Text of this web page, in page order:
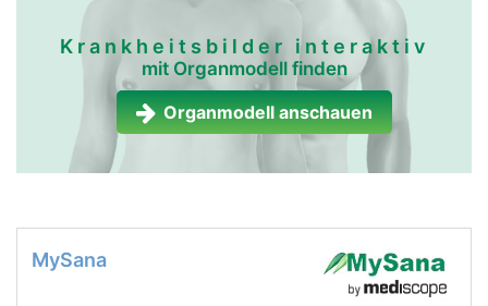
Krankheitsbilder interaktiv
mit Organmodell finden
Organmodell anschauen
MySana